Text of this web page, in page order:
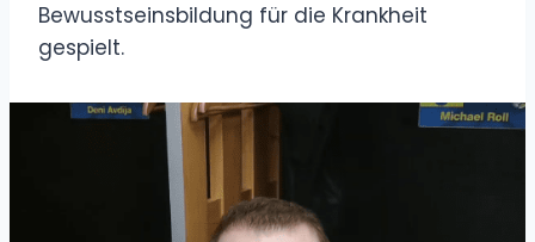
Bewusstseinsbildung für die Krankheit
gespielt.